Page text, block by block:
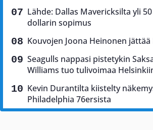
Lähde: Dallas Mavericksilta yli
dollarin sopimus
Kouvojen Joona Heinonen
Seagulls nappasi pistetykin
Williams tuo tulivoimaa
Kevin Durantilta kiistelty
Philadelphia 76ersista